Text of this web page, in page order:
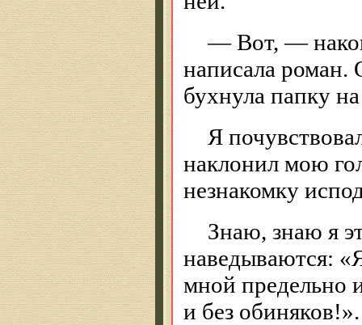
— Вот, —
написала
бухнула папку
Я
наклонил мою
незнакомку
Знаю, знаю я
наведываются:
мной предельно
и без обиняков!».